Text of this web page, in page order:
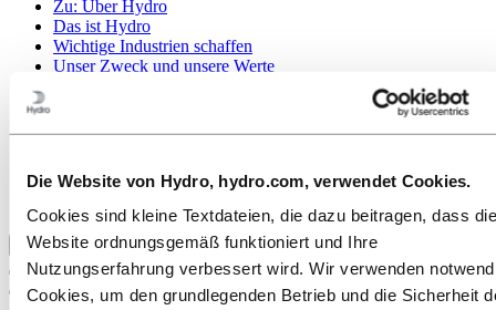
Die Website von Hydro, hydro.com, verwendet Cookies.
Cookies sind kleine Textdateien, die dazu beitragen, dass die
Website ordnungsgemäß funktioniert und Ihre
Nutzungserfahrung verbessert wird. Wir verwenden
Cookies, um den grundlegenden Betrieb und die Sicherheit
Zu: Über Hydro
Das ist Hydro
Wichtige Industrien schaffen
Unser Zweck und unsere Werte
Beschaffung
Berichte von Hydro
Zurück zum Hauptmenü